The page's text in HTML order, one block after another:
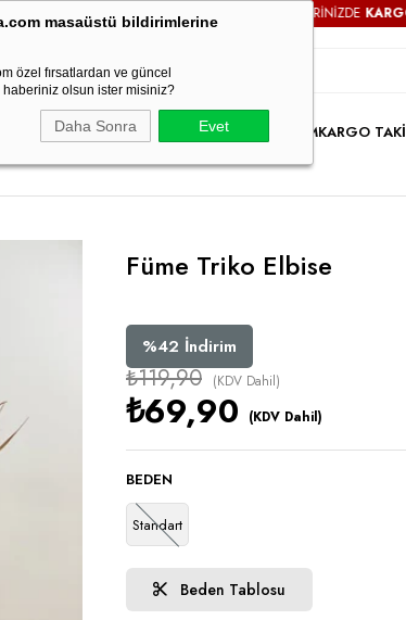
masaüstü bildirimlerine
özel fırsatlardan ve güncel
olsun ister misiniz?
Daha Sonra Evet
3000TL VE ÜZERİ TÜM SİPARİŞLERİNİZDEKARGO
GİYİMDIŞ GİYİMTAKIM PARTY WEAR İNDİRİMKARGO
Füme Triko Elbise
%42 İndirim
₺119,90 (KDV Dahil)
₺69,90 (KDV Dahil)
BEDEN
Standart
Beden Tablosu